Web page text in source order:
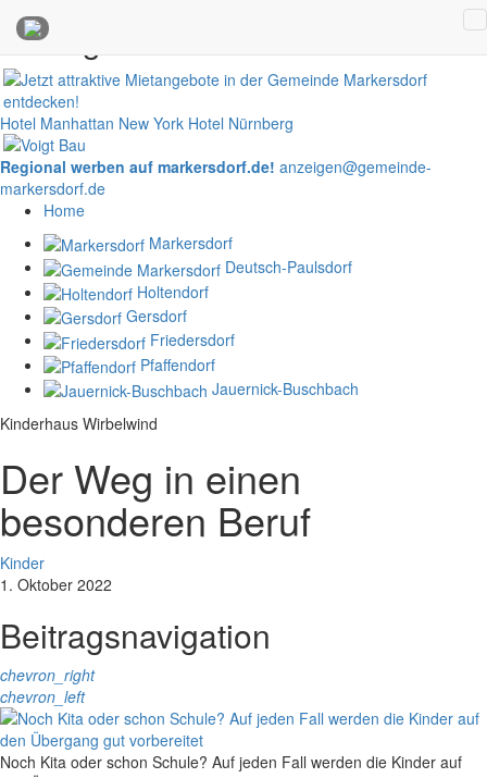
Anzeigen
Hotel Manhattan New York Hotel Nürnberg
Regional werben auf markersdorf.de! anzeigen@gemeinde-
markersdorf.de
Home
Markersdorf
Deutsch-Paulsdorf
Holtendorf
Gersdorf
Friedersdorf
Pfaffendorf
Jauernick-Buschbach
Kinderhaus Wirbelwind
Der Weg in einen
besonderen Beruf
Kinder
1. Oktober 2022
Beitragsnavigation
chevron_right
chevron_left
Noch Kita oder schon Schule? Auf jeden Fall werden die Kinder auf